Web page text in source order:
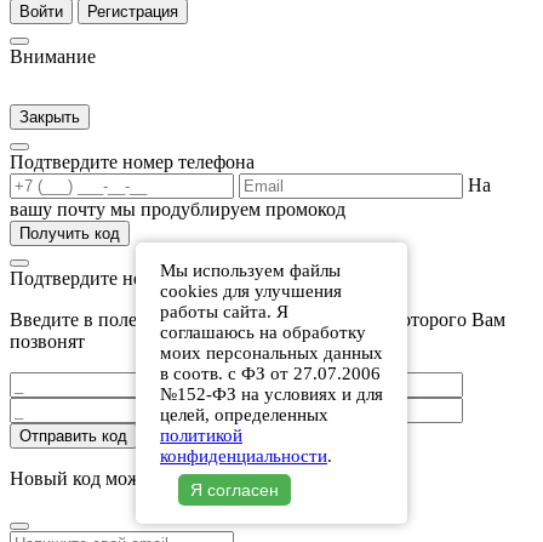
Войти Регистрация
Внимание
Закрыть
Подтвердите номер телефона
На
вашу почту мы продублируем промокод
Получить код
Подтвердите номер телефона
Введите в поле последние 4 цифры номера, с которого Вам
позвонят
Отправить код
Новый код можно получить через
Мы используем файлы
cookies для улучшения
работы сайта. Я
соглашаюсь на обработку
моих персональных данных
в соотв. с ФЗ от 27.07.2006
№152-ФЗ на условиях и для
целей, определенных
политикой
конфиденциальности.
Я согласен